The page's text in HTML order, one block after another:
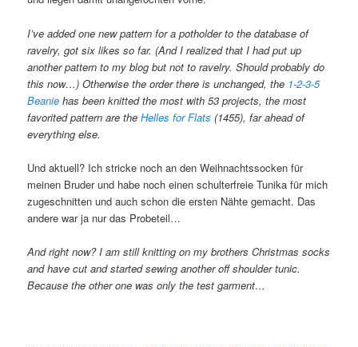
I’ve added one new pattern for a potholder to the database of
ravelry, got six likes so far. (And I realized that I had put up
another pattern to my blog but not to ravelry. Should probably do
this now…) Otherwise the order there is unchanged, the 1-2-3-5
Beanie has been knitted the most with 53 projects, the most
favorited pattern are theHelles for Flats (1455), far ahead of
everything else.
Und aktuell? Ich stricke noch an den Weihnachtssocken für
meinen Bruder und habe noch einen schulterfreie Tunika für mich
zugeschnitten und auch schon die ersten Nähte gemacht. Das
andere war ja nur das Probeteil…
And right now? I am still knitting on my brothers Christmas socks
and have cut and started sewing another off shoulder tunic.
Because the other one was only the test garment…